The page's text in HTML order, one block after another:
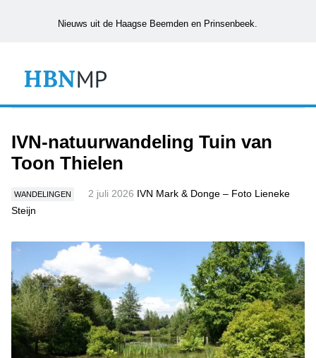
Nieuws uit de Haagse Beemden en Prinsenbeek.
IVN-natuurwandeling Tuin van
Toon Thielen
WANDELINGEN 2 juli 2026 IVN Mark & Donge – Foto Lieneke
Steijn